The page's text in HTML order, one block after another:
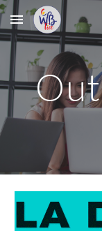
Skip to main